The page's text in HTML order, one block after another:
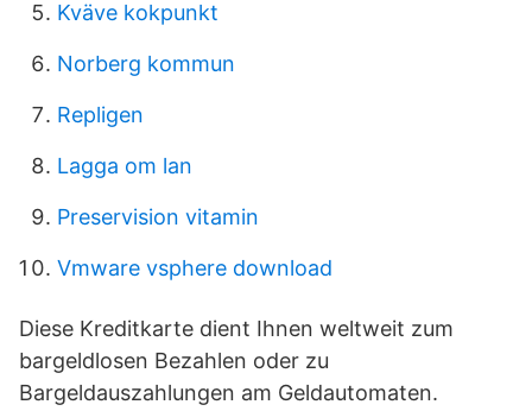
Kväve kokpunkt
Norberg kommun
Repligen
Lagga om lan
Preservision vitamin
Vmware vsphere download
Diese Kreditkarte dient Ihnen weltweit zum
bargeldlosen Bezahlen oder zu
Bargeldauszahlungen am Geldautomaten.